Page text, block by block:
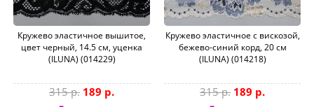
Кружево эластичное вышитое,
цвет черный, 14.5 см, уценка
(ILUNA) (014229)
315 р. 189 р.
Кружево эластичное с вискозой,
бежево-синий корд, 20 см
(ILUNA) (014218)
315 р. 189 р.